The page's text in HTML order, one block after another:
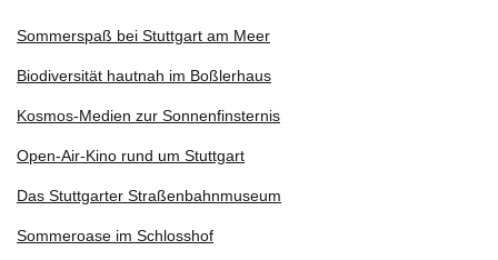
Sommerspaß bei Stuttgart am Meer
Biodiversität hautnah im Boßlerhaus
Kosmos-Medien zur Sonnenfinsternis
Open-Air-Kino rund um Stuttgart
Das Stuttgarter Straßenbahnmuseum
Sommeroase im Schlosshof